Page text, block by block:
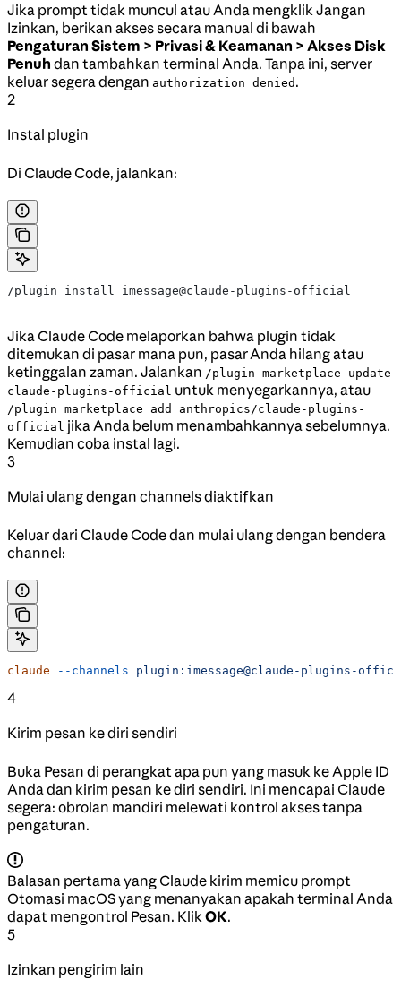
Jika prompt tidak muncul atau Anda mengklik Jangan
Izinkan, berikan akses secara manual di bawah
Pengaturan Sistem > Privasi & Keamanan > Akses Disk
Penuh dan tambahkan terminal Anda. Tanpa ini, server
keluar segera dengan authorization denied .
2
Instal plugin
Di Claude Code, jalankan:
/plugin install imessage@claude-plugins-official
Jika Claude Code melaporkan bahwa plugin tidak
ditemukan di pasar mana pun, pasar Anda hilang atau
ketinggalan zaman. Jalankan /plugin marketplace update
claude-plugins-official untuk menyegarkannya, atau
/plugin marketplace add anthropics/claude-plugins-
official jika Anda belum menambahkannya sebelumnya.
Kemudian coba instal lagi.
3
Mulai ulang dengan channels diaktifkan
Keluar dari Claude Code dan mulai ulang dengan bendera
channel:
claude --channels plugin:imessage@claude-plugins-
4
Kirim pesan ke diri sendiri
Buka Pesan di perangkat apa pun yang masuk ke Apple ID
Anda dan kirim pesan ke diri sendiri. Ini mencapai Claude
segera: obrolan mandiri melewati kontrol akses tanpa
pengaturan.
Balasan pertama yang Claude kirim memicu prompt
Otomasi macOS yang menanyakan apakah terminal Anda
dapat mengontrol Pesan. KlikOK.
5
Izinkan pengirim lain